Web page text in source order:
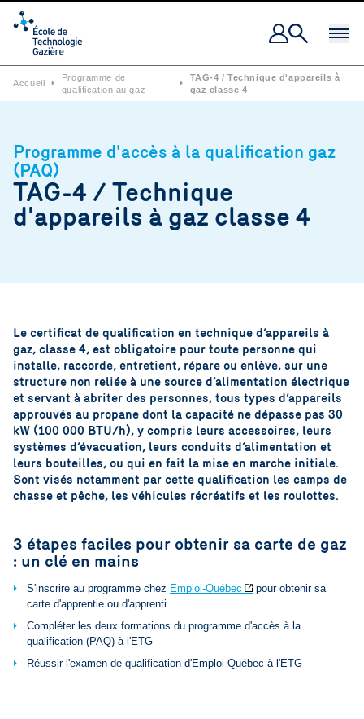
Ouvrir
Accueil ⏵
Programme de
qualification au gaz
⏵
TAG-4 / Technique d'appareils à
gaz classe 4
Programme d'accès à la qualification gaz
(PAQ)
TAG-4 / Technique
d'appareils à gaz classe 4
Le certificat de qualification en technique d’appareils à
gaz, classe 4, est obligatoire pour toute personne qui
installe, raccorde, entretient, répare ou enlève, sur une
structure non reliée à une source d’alimentation électrique
et servant à abriter des personnes, tous types d’appareils
approuvés au propane dont la capacité ne dépasse pas 30
kW (100 000 BTU/h), y compris leurs accessoires, leurs
systèmes d’évacuation, leurs conduits d’alimentation et
leurs bouteilles, ou qui en fait la mise en marche initiale.
Sont visés notamment par cette qualification les camps de
chasse et pêche, les véhicules récréatifs et les roulottes.
3 étapes faciles pour obtenir sa carte de gaz
: un clé en mains
S'inscrire au programme chez Emploi-Québec
pour obtenir sa
carte d'apprentie ou d'apprenti
Compléter les deux formations du programme d'accès à la
qualification (PAQ) à l'ETG
Réussir l'examen de qualification d'Emploi-Québec à l'ETG